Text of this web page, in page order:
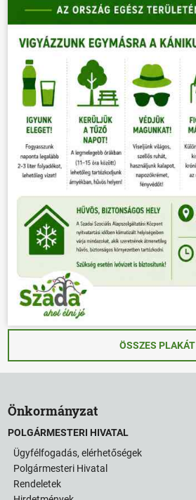
ÖSSZES PLAKÁT
Önkormányzat
POLGÁRMESTERI HIVATAL
Ügyfélfogadás, elérhetőségek
Polgármesteri Hivatal
Rendeletek